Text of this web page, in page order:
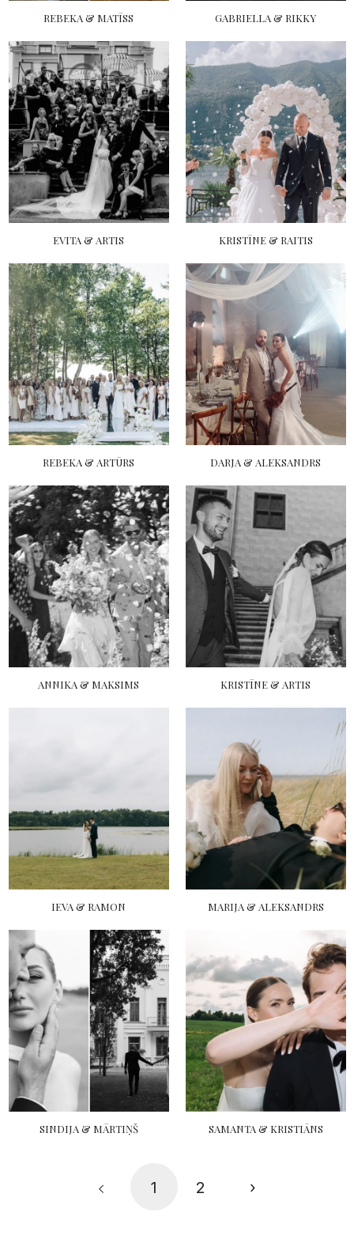
REBEKA & MATĪSS GABRIELLA & RIKKY
EVITA & ARTIS KRISTĪNE & RAITIS
REBEKA & ARTŪRS DARJA & ALEKSANDRS
ANNIKA & MAKSIMS KRISTĪNE & ARTIS
IEVA & RAMON MARIJA & ALEKSANDRS
SINDIJA & MĀRTIŅŠ SAMANTA & KRISTIĀNS
1 2 ›